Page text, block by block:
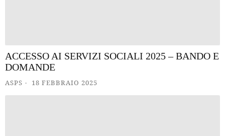
ACCESSO AI SERVIZI SOCIALI 2025 – BANDO E
DOMANDE
ASPS 18 FEBBRAIO 2025